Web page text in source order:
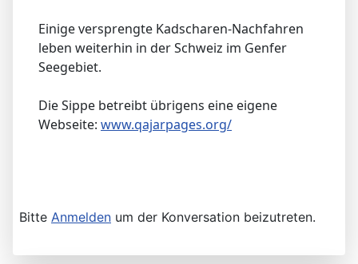
Einige versprengte Kadscharen-Nachfahren
leben weiterhin in der Schweiz im Genfer
Seegebiet.
Die Sippe betreibt übrigens eine eigene
Webseite: www.qajarpages.org/
Bitte Anmelden um der Konversation beizutreten.